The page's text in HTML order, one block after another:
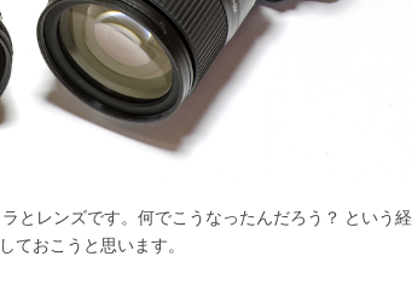
とレンズです。何でこうなったんだろう？ という経
ておこうと思います。